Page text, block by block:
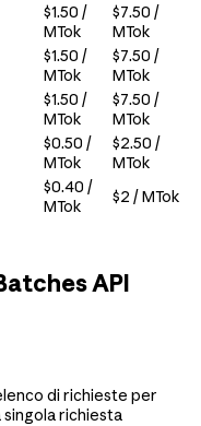
$1.50 /
MTok
$7.50 /
MTok
$1.50 /
MTok
$7.50 /
MTok
$1.50 /
MTok
$7.50 /
MTok
$0.50 /
MTok
$2.50 /
MTok
$0.40 /
MTok
$2 / MTok
API
di richieste per
richiesta